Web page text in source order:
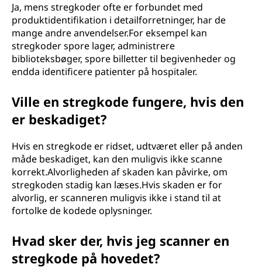
Ja, mens stregkoder ofte er forbundet med
produktidentifikation i detailforretninger, har de
mange andre anvendelser.For eksempel kan
stregkoder spore lager, administrere
biblioteksbøger, spore billetter til begivenheder og
endda identificere patienter på hospitaler.
Ville en stregkode fungere, hvis den
er beskadiget?
Hvis en stregkode er ridset, udtværet eller på anden
måde beskadiget, kan den muligvis ikke scanne
korrekt.Alvorligheden af skaden kan påvirke, om
stregkoden stadig kan læses.Hvis skaden er for
alvorlig, er scanneren muligvis ikke i stand til at
fortolke de kodede oplysninger.
Hvad sker der, hvis jeg scanner en
stregkode på hovedet?